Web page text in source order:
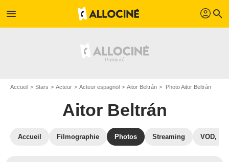
menu profil search
Accueil Stars Acteur Acteur espagnol Aitor Beltrán Photo Aitor Beltrán
Aitor Beltrán
Accueil Filmographie Photos Streaming VOD,